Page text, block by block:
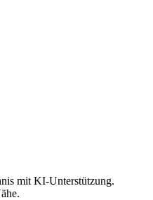
mit KI-Unterstützung.